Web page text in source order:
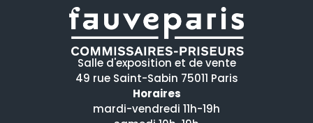
Salle d'exposition et de vente
49 rue Saint-Sabin 75011 Paris
Horaires
mardi-vendredi 11h-19h